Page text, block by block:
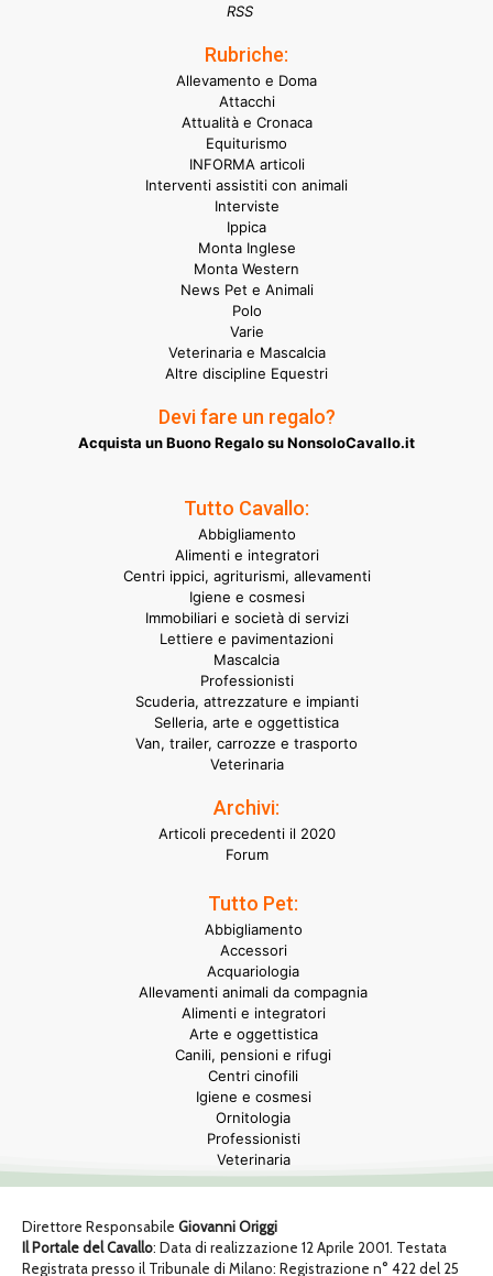
RSS
Rubriche:
Allevamento e Doma
Attacchi
Attualità e Cronaca
Equiturismo
INFORMA articoli
Interventi assistiti con animali
Interviste
Ippica
Monta Inglese
Monta Western
News Pet e Animali
Polo
Varie
Veterinaria e Mascalcia
Altre discipline Equestri
Devi fare un regalo?
Acquista un Buono Regalo su NonsoloCavallo.it
Tutto Cavallo:
Abbigliamento
Alimenti e integratori
Centri ippici, agriturismi, allevamenti
Igiene e cosmesi
Immobiliari e società di servizi
Lettiere e pavimentazioni
Mascalcia
Professionisti
Scuderia, attrezzature e impianti
Selleria, arte e oggettistica
Van, trailer, carrozze e trasporto
Veterinaria
Archivi:
Articoli precedenti il 2020
Forum
Tutto Pet:
Abbigliamento
Accessori
Acquariologia
Allevamenti animali da compagnia
Alimenti e integratori
Arte e oggettistica
Canili, pensioni e rifugi
Centri cinofili
Igiene e cosmesi
Ornitologia
Professionisti
Veterinaria
Direttore Responsabile Giovanni Origgi
Il Portale del Cavallo: Data di realizzazione 12 Aprile 2001. Testata
Registrata presso il Tribunale di Milano: Registrazione n° 422 del 25